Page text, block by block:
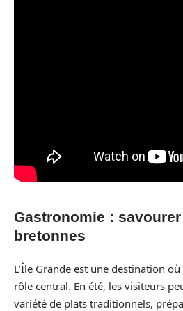
Gastronomie :
bretonnes
L’Île Grande est une destination
rôle central. En été, les visiteurs
variété de plats traditionnels,